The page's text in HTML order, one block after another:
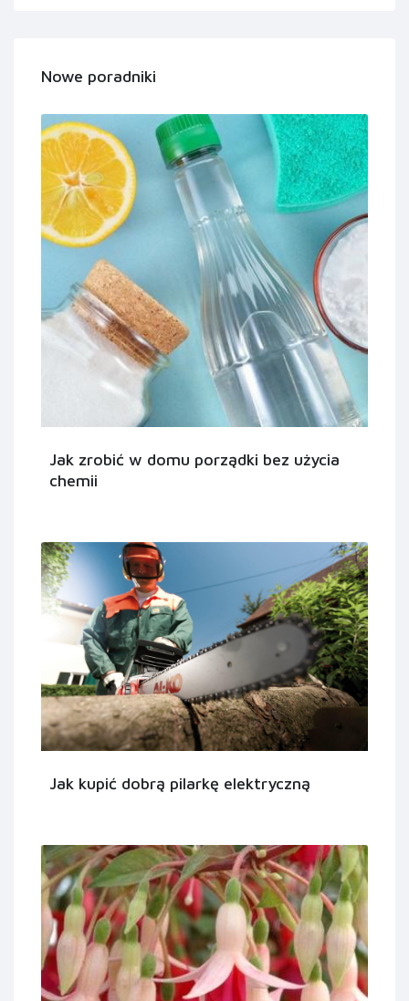
Nowe poradniki
Jak zrobić w domu porządki bez użycia
chemii
Jak kupić dobrą pilarkę elektryczną